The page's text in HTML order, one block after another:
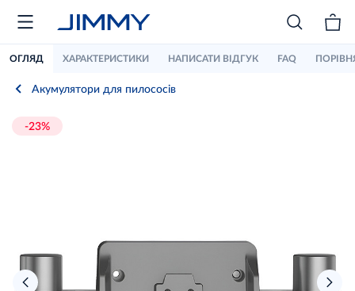
ОГЛЯД ХАРАКТЕРИСТИКИ НАПИСАТИ ВІДГУК FAQ
Акумулятори для пилососів
‹ ›
-23%